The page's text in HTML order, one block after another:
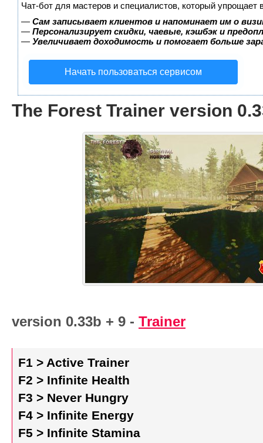
Чат-бот для мастеров и специалистов, который упрощает
— Сам записывает клиентов и напоминает им о
— Персонализирует скидки, чаевые, кэшбэк и
— Увеличивает доходимость и помогает больше
Начать пользоваться сервисом
The Forest Trainer version
version 0.33b + 9 - Trainer
F1 > Active Trainer
F2 > Infinite Health
F3 > Never Hungry
F4 > Infinite Energy
F5 > Infinite Stamina